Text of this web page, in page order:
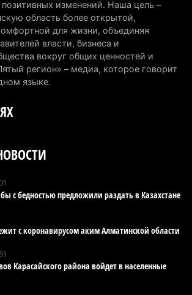
начали действовать новые
мира приехали на
область
в первый класс: казахстанских
доход, при котором не
ущелье под Алматы
спустя три дня
изменений. Наша цель –
область более открытой,
для жизни, объединяя
власти, бизнеса и
вокруг общих ценностей и
регион» – медиа, которое говорит
языке.
с бедностью предложили раздать в Казахстане
с коронавирусом аким Алматинской области
Карасайского района войдет в населенные